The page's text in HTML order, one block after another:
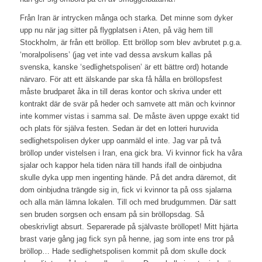
Från Iran är intrycken många och starka. Det minne som dyker
upp nu när jag sitter på flygplatsen i Aten, på väg hem till
Stockholm, är från ett bröllop. Ett bröllop som blev avbrutet p.g.a.
‘moralpolisens’ (jag vet inte vad dessa avskum kallas på
svenska, kanske ‘sedlighetspolisen’ är ett bättre ord) hotande
närvaro. För att ett älskande par ska få hålla en bröllopsfest
måste brudparet åka in till deras kontor och skriva under ett
kontrakt där de svär på heder och samvete att män och kvinnor
inte kommer vistas i samma sal. De måste även uppge exakt tid
och plats för själva festen. Sedan är det en lotteri huruvida
sedlighetspolisen dyker upp oanmäld el inte. Jag var på två
bröllop under vistelsen i Iran, ena gick bra. Vi kvinnor fick ha våra
sjalar och kappor hela tiden nära till hands ifall de oinbjudna
skulle dyka upp men ingenting hände. På det andra däremot, dit
dom oinbjudna trängde sig in, fick vi kvinnor ta på oss sjalarna
och alla män lämna lokalen. Till och med brudgummen. Där satt
sen bruden sorgsen och ensam på sin bröllopsdag. Så
obeskrivligt absurt. Separerade på självaste bröllopet! Mitt hjärta
brast varje gång jag fick syn på henne, jag som inte ens tror på
bröllop… Hade sedlighetspolisen kommit på dom skulle dock